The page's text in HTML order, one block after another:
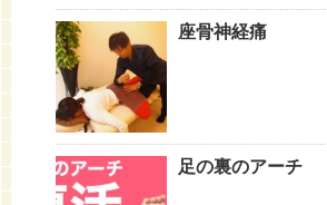
座骨神経痛
足の裏のアーチ